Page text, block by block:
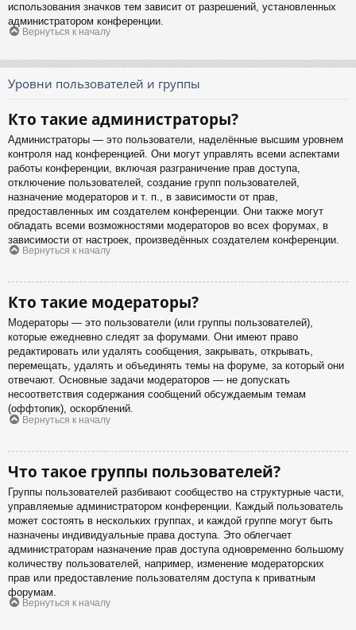
использования значков тем зависит от разрешений, установленных
администратором конференции.
Вернуться к началу
Уровни пользователей и группы
Кто такие администраторы?
Администраторы — это пользователи, наделённые высшим уровнем
контроля над конференцией. Они могут управлять всеми аспектами
работы конференции, включая разграничение прав доступа,
отключение пользователей, создание групп пользователей,
назначение модераторов и т. п., в зависимости от прав,
предоставленных им создателем конференции. Они также могут
обладать всеми возможностями модераторов во всех форумах, в
зависимости от настроек, произведённых создателем конференции.
Вернуться к началу
Кто такие модераторы?
Модераторы — это пользователи (или группы пользователей),
которые ежедневно следят за форумами. Они имеют право
редактировать или удалять сообщения, закрывать, открывать,
перемещать, удалять и объединять темы на форуме, за который они
отвечают. Основные задачи модераторов — не допускать
несоответствия содержания сообщений обсуждаемым темам
(оффтопик), оскорблений.
Вернуться к началу
Что такое группы пользователей?
Группы пользователей разбивают сообщество на структурные части,
управляемые администратором конференции. Каждый пользователь
может состоять в нескольких группах, и каждой группе могут быть
назначены индивидуальные права доступа. Это облегчает
администраторам назначение прав доступа одновременно большому
количеству пользователей, например, изменение модераторских
прав или предоставление пользователям доступа к приватным
форумам.
Вернуться к началу